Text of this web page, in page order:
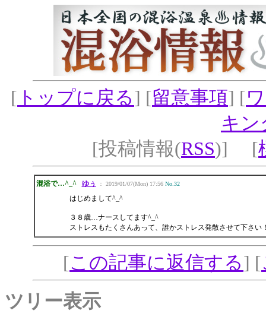
[ トップに戻る] [留意事項] [
キン
[投稿情報(RSS)] [
混浴で…^_^ ゆぅ ： 2019/01/07(Mon) 17:56 No.32
はじめまして^_^
３８歳…ナースしてます^_^
ストレスもたくさんあって、誰かストレス発散させて下さい
[この記事に返信する] [
ツリー表示